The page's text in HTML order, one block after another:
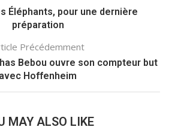
Éléphants, pour une dernière
préparation
Précédemment
Bebou ouvre son compteur but
avec Hoffenheim
MAY ALSO LIKE